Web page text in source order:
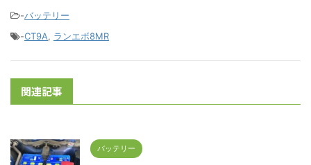
-バッテリー
-CT9A, ランエボ8MR
関連記事
バッテリー